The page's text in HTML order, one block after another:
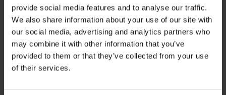
provide social media features and to analyse our traffic.
We also share information about your use of our site with
our social media, advertising and analytics partners who
may combine it with other information that you’ve
provided to them or that they’ve collected from your use
of their services.